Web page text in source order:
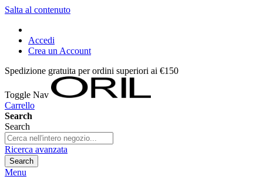
Salta al contenuto
Accedi
Crea un Account
Spedizione gratuita per ordini superiori ai €150
Toggle Nav
Carrello
Search
Search
Ricerca avanzata
Search
Menu